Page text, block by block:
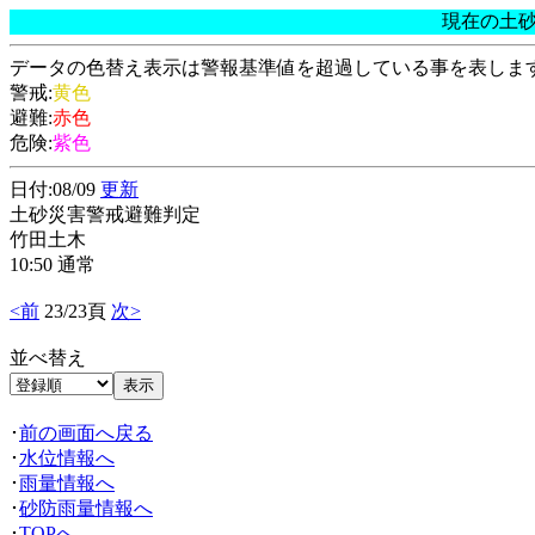
現在の土
データの色替え表示は警報基準値を超過している事を表しま
警戒:黄色
避難:赤色
危険:紫色
日付:08/09 更新
土砂災害警戒避難判定
竹田土木
10:50 通常
<前 23/23頁 次>
並べ替え
･前の画面へ戻る
･ 水位情報へ
･雨量情報へ
･砂防雨量情報へ